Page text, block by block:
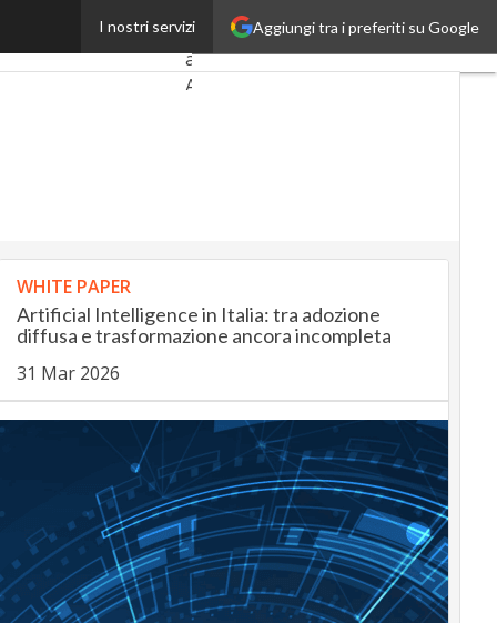
Aggiungi tra i preferiti su Google
I nostri servizi
della Silicon ValleyUltimi
articoli
AutomotiveUp
SmartMobilityUp
Startup
WHITE PAPER
Artificial Intelligence in Italia: tra adozione
diffusa e trasformazione ancora incompleta
31 Mar 2026